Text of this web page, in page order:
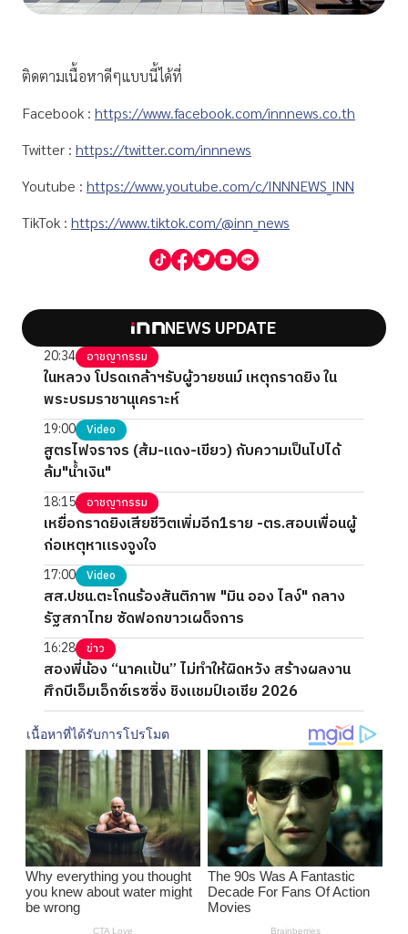
ติดตามเนื้อหาดีๆแบบนี้ได้ที่
Facebook : https://www.facebook.com/innnews.co.th
Twitter : https://twitter.com/innnews
Youtube : https://www.youtube.com/c/INNNEWS_INN
TikTok : https://www.tiktok.com/@inn_news
NEWS UPDATE
20:34 อาชญากรรม
ในหลวง โปรดเกล้าฯรับผู้วายชนม์ เหตุกราดยิง ใน
พระบรมราชานุเคราะห์
19:00 Video
สูตรไฟจราจร (ส้ม-แดง-เขียว) กับความเป็นไปได้
ล้ม"น้ำเงิน"
18:15 อาชญากรรม
เหยื่อกราดยิงเสียชีวิตเพิ่มอีก1ราย -ตร.สอบเพื่อนผู้
ก่อเหตุหาแรงจูงใจ
17:00 Video
สส.ปชน.ตะโกนร้องสันติภาพ "มิน ออง ไลง์" กลาง
รัฐสภาไทย ซัดฟอกขาวเผด็จการ
16:28 ข่าว
สองพี่น้อง “นาคแป้น” ไม่ทำให้ผิดหวัง สร้างผลงาน
ศึกบีเอ็มเอ็กซ์เรซซิ่ง ชิงแชมป์เอเชีย 2026